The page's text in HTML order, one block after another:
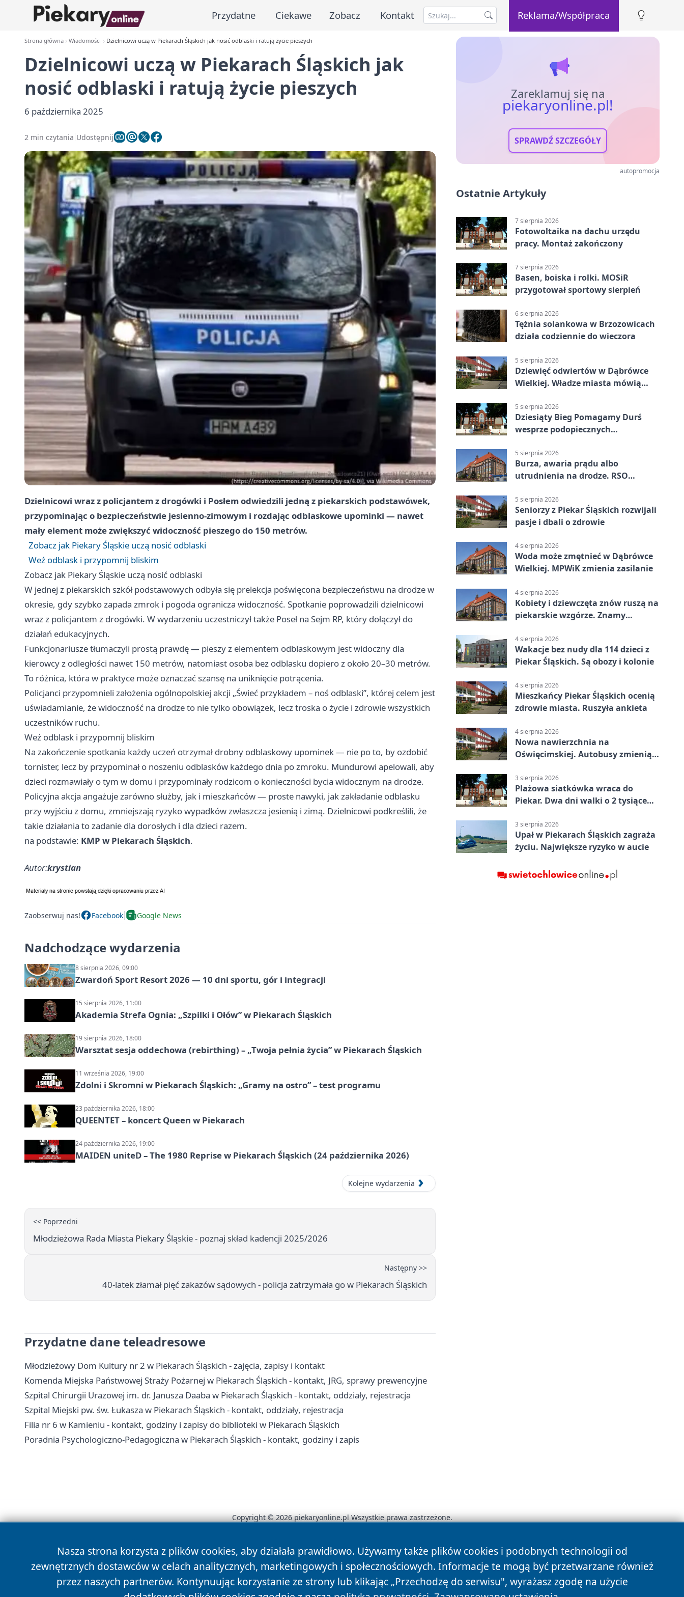
Przydatne Ciekawe Zobacz Kontakt Reklama/Współpraca
Strona główna Wiadomości Dzielnicowi uczą w Piekarach Śląskich jak nosić odblaski i ratują życie pieszych
Dzielnicowi uczą w Piekarach Śląskich jak
nosić odblaski i ratują życie pieszych
6 października 2025
2 min czytania Udostępnij
Dzielnicowi wraz z policjantem z drogówki i Posłem odwiedzili jedną z piekarskich podstawówek,
przypominając o bezpieczeństwie jesienno‑zimowym i rozdając odblaskowe upominki — nawet
mały element może zwiększyć widoczność pieszego do 150 metrów.
Zobacz jak Piekary Śląskie uczą nosić odblaski
Weź odblask i przypomnij bliskim
Zobacz jak Piekary Śląskie uczą nosić odblaski
W jednej z piekarskich szkół podstawowych odbyła się prelekcja poświęcona bezpieczeństwu na drodze w
okresie, gdy szybko zapada zmrok i pogoda ogranicza widoczność. Spotkanie poprowadzili dzielnicowi
wraz z policjantem z drogówki. W wydarzeniu uczestniczył także Poseł na Sejm RP, który dołączył do
działań edukacyjnych.
Funkcjonariusze tłumaczyli prostą prawdę — pieszy z elementem odblaskowym jest widoczny dla
kierowcy z odległości nawet 150 metrów, natomiast osoba bez odblasku dopiero z około 20–30 metrów.
To różnica, która w praktyce może oznaczać szansę na uniknięcie potrącenia.
Policjanci przypomnieli założenia ogólnopolskiej akcji „Świeć przykładem – noś odblaski”, której celem jest
uświadamianie, że widoczność na drodze to nie tylko obowiązek, lecz troska o życie i zdrowie wszystkich
uczestników ruchu.
Weź odblask i przypomnij bliskim
Na zakończenie spotkania każdy uczeń otrzymał drobny odblaskowy upominek — nie po to, by ozdobić
tornister, lecz by przypominał o noszeniu odblasków każdego dnia po zmroku. Mundurowi apelowali, aby
dzieci rozmawiały o tym w domu i przypominały rodzicom o konieczności bycia widocznym na drodze.
Policyjna akcja angażuje zarówno służby, jak i mieszkańców — proste nawyki, jak zakładanie odblasku
przy wyjściu z domu, zmniejszają ryzyko wypadków zwłaszcza jesienią i zimą. Dzielnicowi podkreślili, że
takie działania to zadanie dla dorosłych i dla dzieci razem.
na podstawie: KMP w Piekarach Śląskich.
Autor:krystian
Zaobserwuj nas! Facebook Google News
Nadchodzące wydarzenia
8 sierpnia 2026, 09:00
Zwardoń Sport Resort 2026 — 10 dni sportu, gór i integracji
15 sierpnia 2026, 11:00
Akademia Strefa Ognia: „Szpilki i Ołów” w Piekarach Śląskich
19 sierpnia 2026, 18:00
Warsztat sesja oddechowa (rebirthing) – „Twoja pełnia życia” w Piekarach Śląskich
11 września 2026, 19:00
Zdolni i Skromni w Piekarach Śląskich: „Gramy na ostro” – test programu
23 października 2026, 18:00
QUEENTET – koncert Queen w Piekarach
24 października 2026, 19:00
MAIDEN uniteD – The 1980 Reprise w Piekarach Śląskich (24 października 2026)
Kolejne wydarzenia
<< Poprzedni
Młodzieżowa Rada Miasta Piekary Śląskie - poznaj skład kadencji 2025/2026
Następny >>
40-latek złamał pięć zakazów sądowych - policja zatrzymała go w Piekarach Śląskich
Przydatne dane teleadresowe
Młodzieżowy Dom Kultury nr 2 w Piekarach Śląskich - zajęcia, zapisy i kontakt
Komenda Miejska Państwowej Straży Pożarnej w Piekarach Śląskich - kontakt, JRG, sprawy prewencyjne
Szpital Chirurgii Urazowej im. dr. Janusza Daaba w Piekarach Śląskich - kontakt, oddziały, rejestracja
Szpital Miejski pw. św. Łukasza w Piekarach Śląskich - kontakt, oddziały, rejestracja
Filia nr 6 w Kamieniu - kontakt, godziny i zapisy do biblioteki w Piekarach Śląskich
Poradnia Psychologiczno-Pedagogiczna w Piekarach Śląskich - kontakt, godziny i zapis
Zareklamuj się na
piekaryonline.pl!
SPRAWDŹ SZCZEGÓŁY
autopromocja
Ostatnie Artykuły
7 sierpnia 2026
Fotowoltaika na dachu urzędu
pracy. Montaż zakończony
7 sierpnia 2026
Basen, boiska i rolki. MOSiR
przygotował sportowy sierpień
6 sierpnia 2026
Tężnia solankowa w Brzozowicach
działa codziennie do wieczora
5 sierpnia 2026
Dziewięć odwiertów w Dąbrówce
Wielkiej. Władze miasta mówią
5 sierpnia 2026
Dziesiąty Bieg Pomagamy Durś
wesprze podopiecznych
5 sierpnia 2026
Burza, awaria prądu albo
utrudnienia na drodze. RSO
5 sierpnia 2026
Seniorzy z Piekar Śląskich rozwijali
pasje i dbali o zdrowie
4 sierpnia 2026
Woda może zmętnieć w Dąbrówce
Wielkiej. MPWiK zmienia zasilanie
4 sierpnia 2026
Kobiety i dziewczęta znów ruszą na
piekarskie wzgórze. Znamy
4 sierpnia 2026
Wakacje bez nudy dla 114 dzieci z
Piekar Śląskich. Są obozy i kolonie
4 sierpnia 2026
Mieszkańcy Piekar Śląskich ocenią
zdrowie miasta. Ruszyła ankieta
4 sierpnia 2026
Nowa nawierzchnia na
Oświęcimskiej. Autobusy zmienią
3 sierpnia 2026
Plażowa siatkówka wraca do
Piekar. Dwa dni walki o 2 tysiące
3 sierpnia 2026
Upał w Piekarach Śląskich zagraża
życiu. Największe ryzyko w aucie
Nasza strona korzysta z plików cookies, aby działała prawidłowo. Używamy także plików cookies i podobnych technologii od
zewnętrznych dostawców w celach analitycznych, marketingowych i społecznościowych. Informacje te mogą być przetwarzane również
przez naszych partnerów. Kontynuując korzystanie ze strony lub klikając „Przechodzę do serwisu", wyrażasz zgodę na użycie
Copyright © 2026 piekaryonline.pl Wszystkie prawa zastrzeżone.
News Autorzy Polityka Prywatności Polityka Cookies